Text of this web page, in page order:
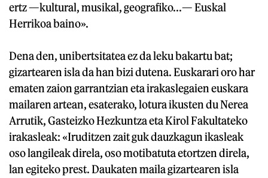
ertz —kultural, musikal, geografiko...— Euskal
Herrikoa baino».
Dena den, unibertsitatea ez da leku bakartu bat;
gizartearen isla da han bizi dutena. Euskarari oro har
ematen zaion garrantzian eta irakaslegaien euskara
mailaren artean, esaterako, lotura ikusten du Nerea
Arrutik, Gasteizko Hezkuntza eta Kirol Fakultateko
irakasleak: «Iruditzen zait guk dauzkagun ikasleak
oso langileak direla, oso motibatuta etortzen direla,
lan egiteko prest. Daukaten maila gizartearen isla